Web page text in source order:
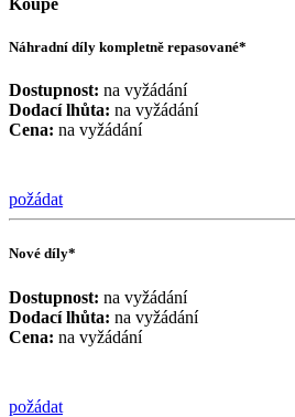
Koupě
Náhradní díly kompletně repasované*
Dostupnost: na vyžádání
Dodací lhůta: na vyžádání
Cena: na vyžádání
požádat
Nové díly*
Dostupnost: na vyžádání
Dodací lhůta: na vyžádání
Cena: na vyžádání
požádat